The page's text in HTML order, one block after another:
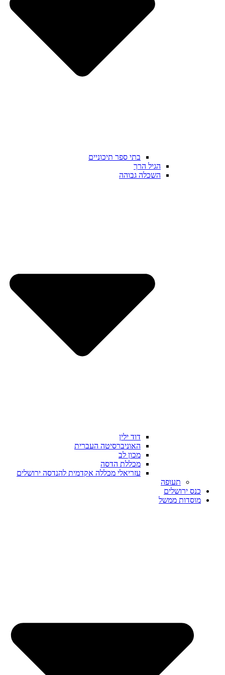
בתי ספר תיכוניים
הגיל הרך
השכלה גבוהה
דוד ילין
האוניברסיטה העברית
מכון לב
מכללת הדסה
עזריאלי מכללה אקדמית להנדסה ירושלים
תעופה
כנס ירושלים
מוסדות ממשל